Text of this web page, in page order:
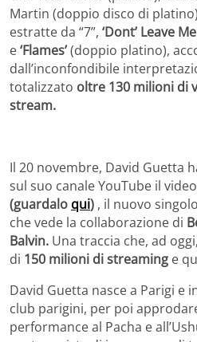
Martin (doppio disco di
estratte da “7”, ‘Dont’ Leave
e‘Flames’(doppio platino),
dall’inconfondibile
totalizzato oltre 130 milioni di
stream.
Il 20 novembre, David Guetta
sul suo canale YouTube il
(guardalo qui) , il nuovo
che vede la collaborazione di
Balvin. Una traccia che, ad
di 150 milioni di streaming e
David Guetta nasce a Parigi e
club parigini, per poi
performance al Pacha e